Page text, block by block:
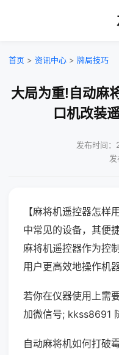
首页 > 资讯中心 > 牌局技巧
大局为重!自动麻
口机改装
发布时间
【麻将机遥控器怎样
中常见的设备，其便
麻将机遥控器作为控
用户更高效地操作机器
若你在仪器使用上需
加微信号; kkss8691
自动麻将机如何打破